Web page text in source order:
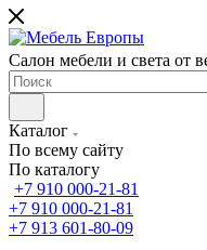
Салон мебели и света от
Каталог
По всему сайту
По каталогу
+7 910 000-21-81
+7 910 000-21-81
+7 913 601-80-09